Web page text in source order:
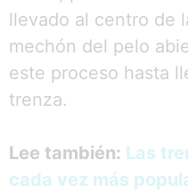
llevado al centro de
mechón del pelo
este proceso hasta
trenza.
Lee también: Las
cada vez más